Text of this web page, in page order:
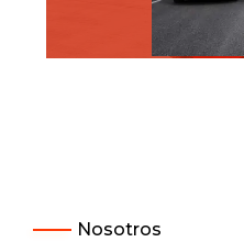
Nosotros